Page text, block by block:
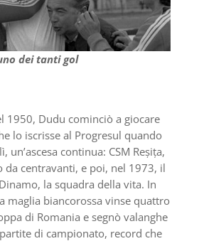
dei tanti gol
1950, Dudu cominciò a giocare
lo iscrisse al Progresul quando
un’ascesa continua: CSM Reșița,
da centravanti, e poi, nel 1973, il
la squadra della vita. In
maglia biancorossa vinse quattro
di Romania e segnò valanghe
di campionato, record che